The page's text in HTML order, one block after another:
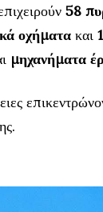
58
οχήματα και
μηχανήματα